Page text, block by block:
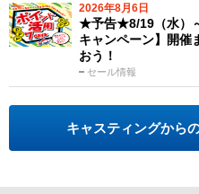
2026年8月6日
セール情報
★予告★8/19（水）
キャンペーン】開催
おう！
キャスティングから